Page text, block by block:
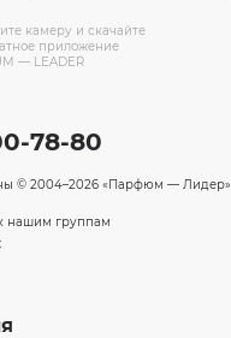
камеру и скачайте
приложение
— LEADER
78-80
© 2004–2026 «Парфюм — Лидер»
нашим группам